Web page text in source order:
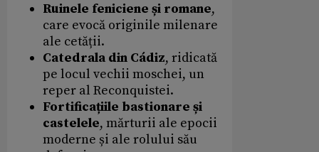
Ruinele feniciene și romane,
care evocă originile milenare
ale cetății.
Catedrala din Cádiz, ridicată
pe locul vechii moschei, un
reper al Reconquistei.
Fortificațiile bastionare și
castelele, mărturii ale epocii
moderne și ale rolului său